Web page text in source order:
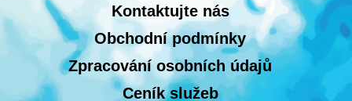
Kontaktujte nás
Obchodní podmínky
Zpracování osobních údajů
Ceník služeb